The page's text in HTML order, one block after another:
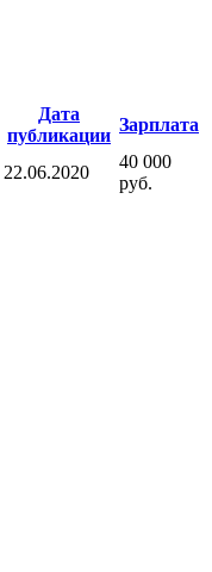
Дата
публикации
Зарплата
22.06.2020
40 000
руб.